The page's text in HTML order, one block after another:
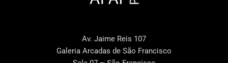
Av. Jaime Reis 107
Galeria Arcadas de São Francisco